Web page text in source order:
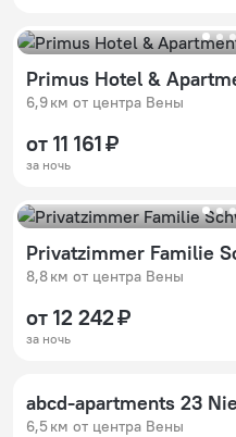
Primus Hotel &
6,9 км от центра Вены
от 11 161 ₽
за ночь
Privatzimmer Familie
8,8 км от центра Вены
от 12 242 ₽
за ночь
abcd-apartments 23
6,5 км от центра Вены